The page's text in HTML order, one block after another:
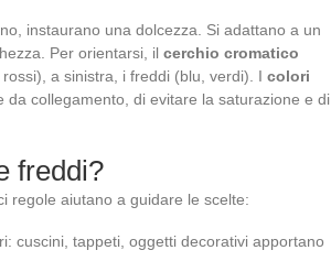
instaurano una dolcezza. Si adattano a un
Per orientarsi, il cerchio cromatico
a sinistra, i freddi (blu, verdi). I colori
da collegamento, di evitare la saturazione e di
freddi?
regole aiutano a guidare le scelte:
cuscini, tappeti, oggetti decorativi apportano